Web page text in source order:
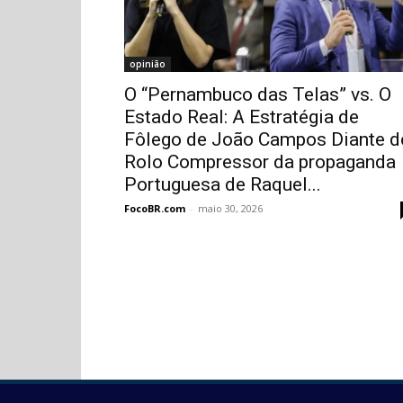
opinião
O “Pernambuco das Telas” vs. O
Estado Real: A Estratégia de
Fôlego de João Campos Diante
Rolo Compressor da propaganda
Portuguesa de Raquel...
FocoBR.com - maio 30, 2026